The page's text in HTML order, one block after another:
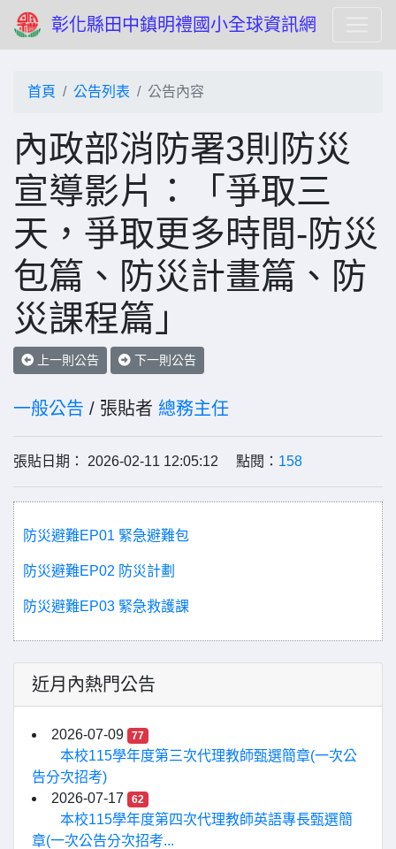
彰化縣田中鎮明禮國小全球資訊網
首頁 公告列表 公告內容
內政部消防署3則防災
宣導影片：「爭取三
天，爭取更多時間-防災
包篇、防災計畫篇、防
災課程篇」
上一則公告 下一則公告
一般公告 / 張貼者 總務主任
張貼日期： 2026-02-11 12:05:12 點閱： 158
防災避難EP01 緊急避難包
防災避難EP02 防災計劃
防災避難EP03 緊急救護課
近月內熱門公告
2026-07-09 77
本校115學年度第三次代理教師甄選簡章(一次公
告分次招考)
2026-07-17
62
本校115學年度第四次代理教師英語專長甄選簡
章(一次公告分次招考...